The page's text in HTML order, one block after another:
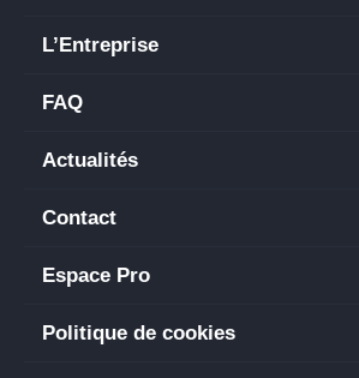
L’Entreprise
FAQ
Actualités
Contact
Espace Pro
Politique de cookies